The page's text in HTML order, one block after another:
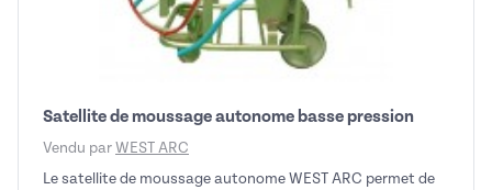
Satellite de moussage autonome basse pression
Vendu par WEST ARC
Le satellite de moussage autonome WEST ARC permet de